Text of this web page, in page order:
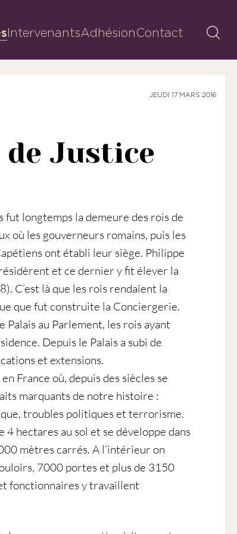
IntervenantsAdhésionContact
JEUDI 17 MARS 2016
de Justice
fut longtemps la demeure des rois de
où les gouverneurs romains, puis les
ont établi leur siège. Philippe
et ce dernier y fit élever la
C’est là que les rois rendaient la
que fut construite la Conciergerie.
Palais au Parlement, les rois ayant
Depuis le Palais a subi de
et extensions.
France où, depuis des siècles se
marquants de notre histoire :
troubles politiques et terrorisme.
4 hectares au sol et se développe dans
mètres carrés. A l’intérieur on
7000 portes et plus de 3150
fonctionnaires y travaillent